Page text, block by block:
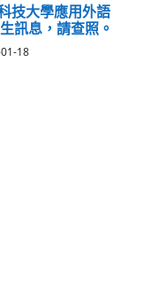
技大學應用外語
訊息，請查照。
18